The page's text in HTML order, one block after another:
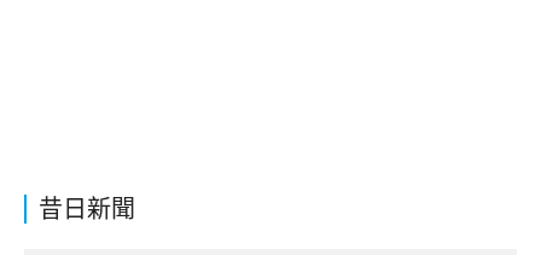
昔日新聞